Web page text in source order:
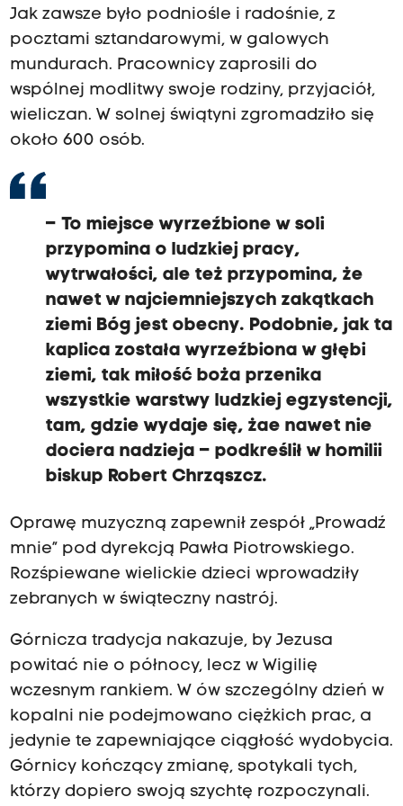
Jak zawsze było podniośle i radośnie, z
pocztami sztandarowymi, w galowych
mundurach. Pracownicy zaprosili do
wspólnej modlitwy swoje rodziny, przyjaciół,
wieliczan. W solnej świątyni zgromadziło się
około 600 osób.
– To miejsce wyrzeźbione w soli
przypomina o ludzkiej pracy,
wytrwałości, ale też przypomina, że
nawet w najciemniejszych zakątkach
ziemi Bóg jest obecny. Podobnie, jak ta
kaplica została wyrzeźbiona w głębi
ziemi, tak miłość boża przenika
wszystkie warstwy ludzkiej egzystencji,
tam, gdzie wydaje się, żae nawet nie
dociera nadzieja – podkreślił w homilii
biskup Robert Chrząszcz.
Oprawę muzyczną zapewnił zespół „Prowadź
mnie” pod dyrekcją Pawła Piotrowskiego.
Rozśpiewane wielickie dzieci wprowadziły
zebranych w świąteczny nastrój.
Górnicza tradycja nakazuje, by Jezusa
powitać nie o północy, lecz w Wigilię
wczesnym rankiem. W ów szczególny dzień w
kopalni nie podejmowano ciężkich prac, a
jedynie te zapewniające ciągłość wydobycia.
Górnicy kończący zmianę, spotykali tych,
którzy dopiero swoją szychtę rozpoczynali.